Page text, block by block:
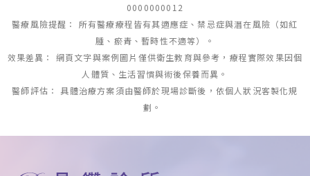
0000000012
醫療風險提醒： 所有醫療療程皆有其適應症、禁忌症與潛在風險（如紅
腫、瘀青、暫時性不適等）。
效果差異： 網頁文字與案例圖片僅供衛生教育與參考，療程實際效果因個
人體質、生活習慣與術後保養而異。
醫師評估： 具體治療方案須由醫師於現場診斷後，依個人狀況客製化規
劃。